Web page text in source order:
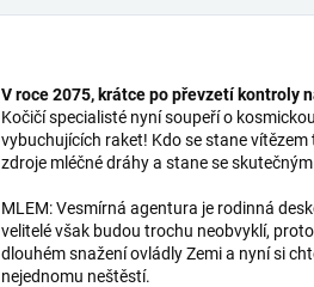
V roce 2075, krátce po převzetí kontroly
Kočičí specialisté nyní soupeří o
vybuchujících raket! Kdo se stane
zdroje mléčné dráhy a stane se
MLEM: Vesmírná agentura je rodinná
velitelé však budou trochu neobvyklí,
dlouhém snažení ovládly Zemi a nyní si
nejednomu neštěstí.